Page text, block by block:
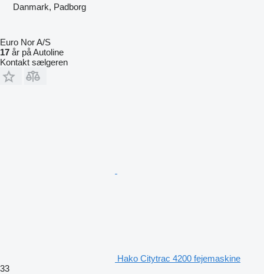
Danmark, Padborg
Euro Nor A/S
17 år på Autoline
Kontakt sælgeren
Hako Citytrac 4200 fejemaskine
33